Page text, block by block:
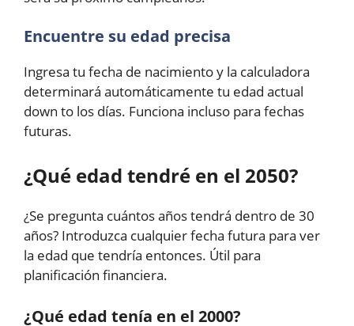
Encuentre su edad precisa
Ingresa tu fecha de nacimiento y la calculadora
determinará automáticamente tu edad actual
down to los días. Funciona incluso para fechas
futuras.
¿Qué edad tendré en el 2050?
¿Se pregunta cuántos años tendrá dentro de 30
años? Introduzca cualquier fecha futura para ver
la edad que tendría entonces. Útil para
planificación financiera.
¿Qué edad tenía en el 2000?